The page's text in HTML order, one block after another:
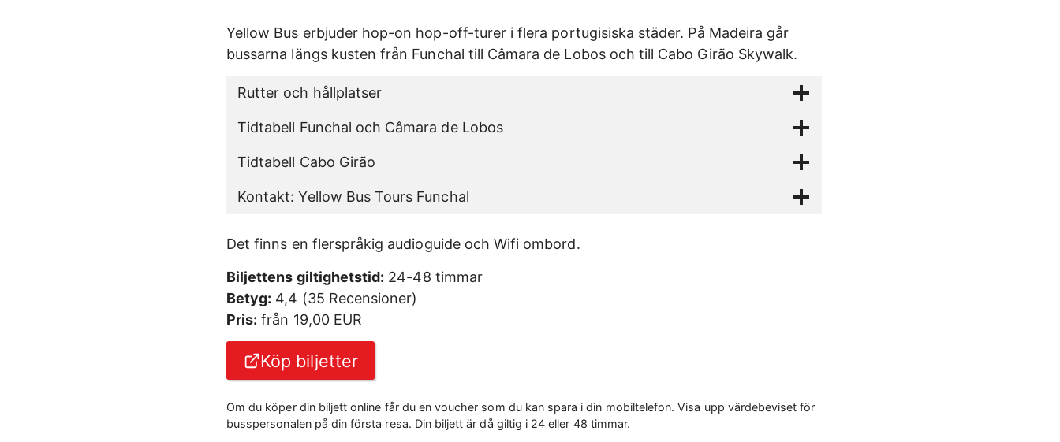
Yellow Bus erbjuder hop-on hop-off-turer i flera portugisiska städer. På Madeira går
bussarna längs kusten från Funchal till Câmara de Lobos och till Cabo Girão Skywalk.
Rutter och hållplatser
Tidtabell Funchal och Câmara de Lobos
Tidtabell Cabo Girão
Kontakt: Yellow Bus Tours Funchal
Det finns en flerspråkig audioguide och Wifi ombord.
Biljettens giltighetstid: 24-48 timmar
Betyg: 4,4 (35 Recensioner)
Pris: från 19,00 EUR
Köp biljetter
Om du köper din biljett online får du en voucher som du kan spara i din mobiltelefon. Visa upp värdebeviset för
busspersonalen på din första resa. Din biljett är då giltig i 24 eller 48 timmar.